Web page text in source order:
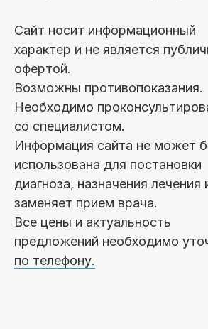
Сайт носит информационный
характер и не является
офертой.
Возможны противопоказания.
Необходимо
со специалистом.
Информация сайта не может
использована для постановки
диагноза, назначения лечения
заменяет прием врача.
Все цены и актуальность
предложений необходимо
по телефону.